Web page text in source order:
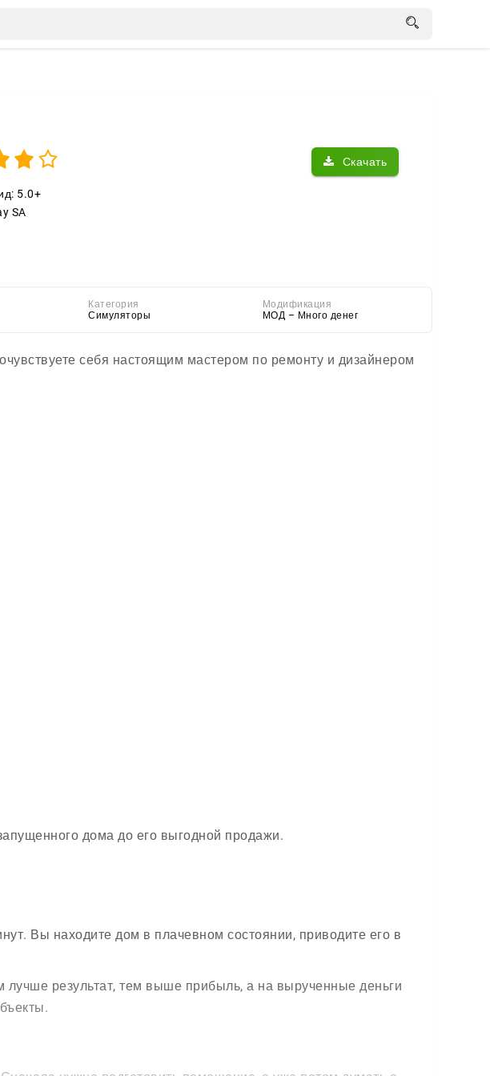
Скачать
5.0+
SA
Категория
Симуляторы
Модификация
МОД – Много денег
себя настоящим мастером по ремонту и дизайнером
дома до его выгодной продажи.
Вы находите дом в плачевном состоянии, приводите его в
результат, тем выше прибыль, а на вырученные деньги